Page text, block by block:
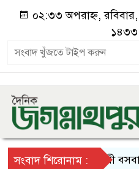
০২:৩৩ অপরাহ্ন,
১৪৩৩
সংবাদ শিরোনাম :স্থায়ী বসবাস